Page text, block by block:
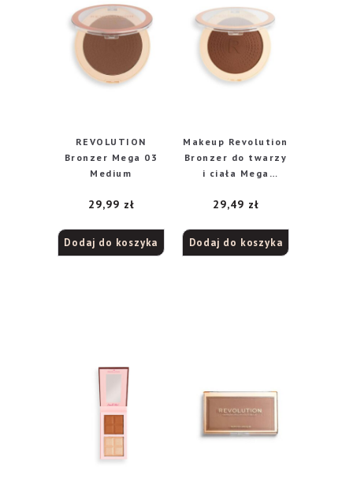
REVOLUTION
Bronzer Mega 03
Medium
29,99 zł
Dodaj do koszyka
Makeup Revolution
Bronzer do twarzy
i ciała Mega
29,49 zł
Dodaj do koszyka